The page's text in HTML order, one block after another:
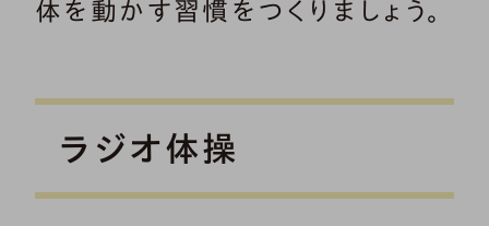
体を動かす習慣をつくりましょう。
ラジオ体操